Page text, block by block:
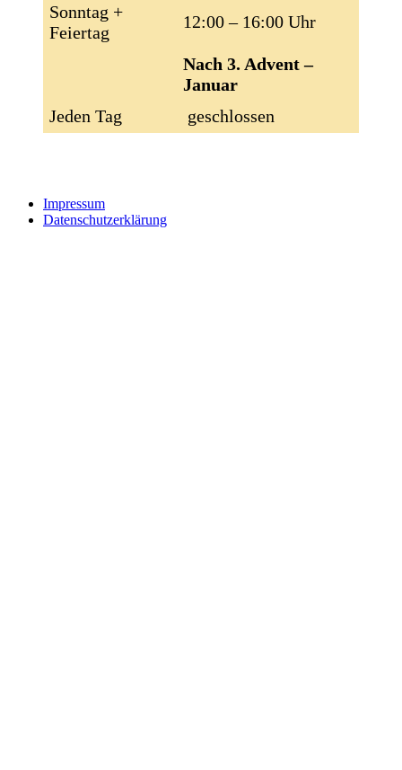
Sonntag +
Feiertag
12:00 – 16:00 Uhr
Nach 3. Advent –
Januar
Jeden Tag
geschlossen
Impressum
Datenschutzerklärung